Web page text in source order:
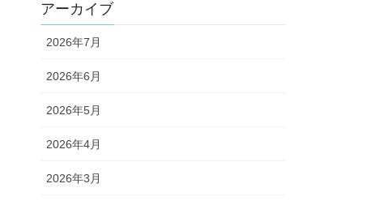
アーカイブ
2026年7月
2026年6月
2026年5月
2026年4月
2026年3月